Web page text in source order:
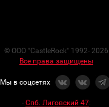
© ООО "CastleRock" 1992- 2026
Все права защищены
Мы в соцсетях
- Спб. Лиговский 47: